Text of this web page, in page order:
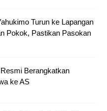
Turun ke Lapangan
Pokok, Pastikan Pasokan
Berangkatkan
ke AS